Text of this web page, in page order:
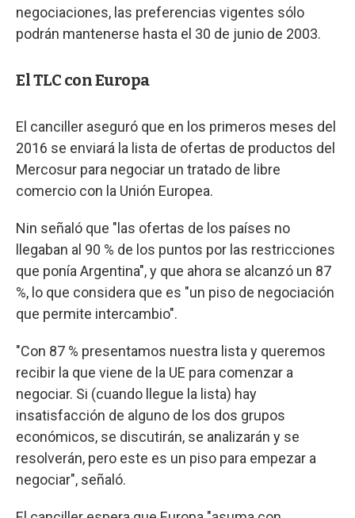
negociaciones, las preferencias vigentes sólo
podrán mantenerse hasta el 30 de junio de 2003.
El TLC con Europa
El canciller aseguró que en los primeros meses del
2016 se enviará la lista de ofertas de productos del
Mercosur para negociar un tratado de libre
comercio con la Unión Europea.
Nin señaló que "las ofertas de los países no
llegaban al 90 % de los puntos por las restricciones
que ponía Argentina", y que ahora se alcanzó un 87
%, lo que considera que es "un piso de negociación
que permite intercambio".
"Con 87 % presentamos nuestra lista y queremos
recibir la que viene de la UE para comenzar a
negociar. Si (cuando llegue la lista) hay
insatisfacción de alguno de los dos grupos
económicos, se discutirán, se analizarán y se
resolverán, pero este es un piso para empezar a
negociar", señaló.